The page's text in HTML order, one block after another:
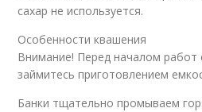
сахар не используется.
Особенности квашения
Внимание! Перед началом работ
займитесь приготовлением
Банки тщательно промываем